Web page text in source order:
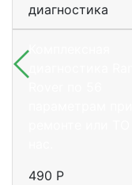
диагностика
Комплексная
490 Р